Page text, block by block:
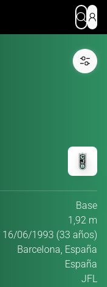
Base
1,92 m
16/06/1993 (33 años)
Barcelona, España
España
JFL